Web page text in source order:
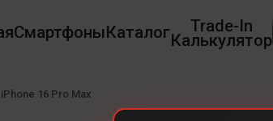
СмартфоныКаталог Trade-In
Калькулятор
iPhone 16 Pro Max